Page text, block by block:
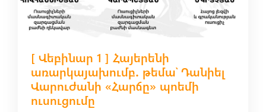
[ Վեբինար 1 ] Հայերենի
առարկայախումբ․ թեմա՝ Դանիել
Վարուժանի «Հարճը» պոեմի
ուսուցումը